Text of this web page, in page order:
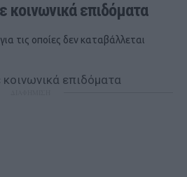
κοινωνικά επιδόματα
τις οποίες δεν καταβάλλεται